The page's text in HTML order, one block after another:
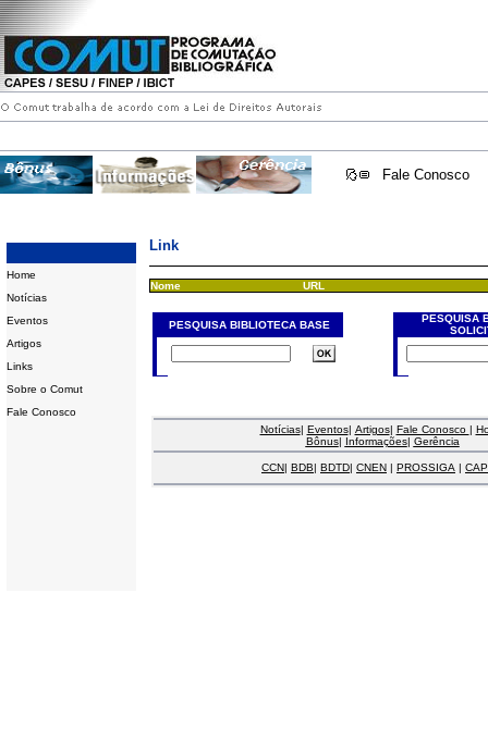
Fale Conosco
Home
Notícias
Eventos
Artigos
Links
Sobre o Comut
Fale Conosco
Link
Nome URL
PESQUISA BIBLIOTECA BASE
PESQUISA
Notícias| Eventos| Artigos| Fale Conosco |
Bônus| Informações| Gerência
CCN| BDB| BDTD| CNEN | PROSSIGA |